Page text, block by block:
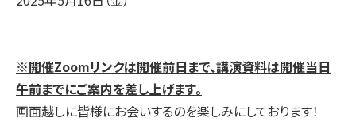
※開催Zoomリンクは開催前日まで、講演資料は開催当日
午前までにご案内を差し上げます。
画面越しに皆様にお会いするのを楽しみにしております！